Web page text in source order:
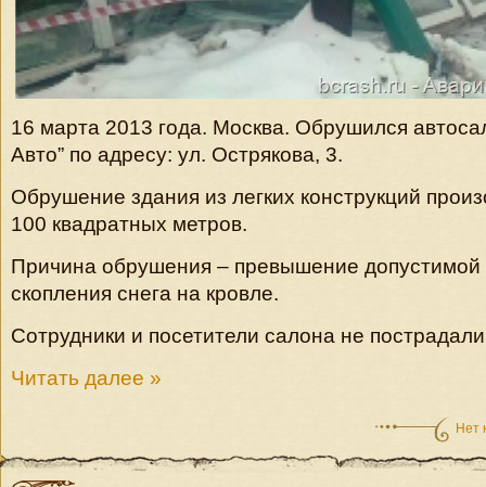
16 марта 2013 года. Москва. Обрушился
Авто” по адресу: ул. Острякова, 3.
Обрушение здания из легких конструкций
100 квадратных метров.
Причина обрушения – превышение допустимой
скопления снега на кровле.
Сотрудники и посетители салона не
Читать далее »
Нет